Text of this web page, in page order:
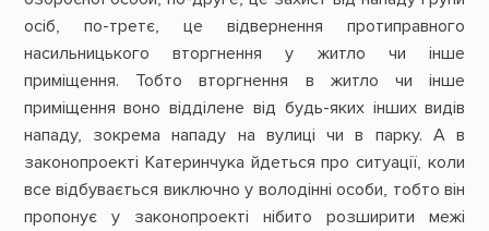
осіб, по-третє, це відвернення протиправного
насильницького вторгнення у житло чи інше
приміщення. Тобто вторгнення в житло чи інше
приміщення воно відділене від будь-яких інших видів
нападу, зокрема нападу на вулиці чи в парку. А в
законопроекті Катеринчука йдеться про ситуації, коли
все відбувається виключно у володінні особи, тобто він
пропонує у законопроекті нібито розширити межі